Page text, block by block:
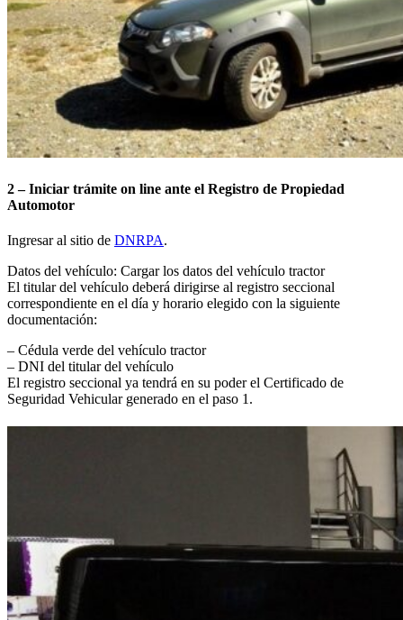
2 – Iniciar trámite on line ante el Registro de Propiedad
Automotor
Ingresar al sitio de DNRPA.
Datos del vehículo: Cargar los datos del vehículo tractor
El titular del vehículo deberá dirigirse al registro seccional
correspondiente en el día y horario elegido con la siguiente
documentación:
– Cédula verde del vehículo tractor
– DNI del titular del vehículo
El registro seccional ya tendrá en su poder el Certificado de
Seguridad Vehicular generado en el paso 1.